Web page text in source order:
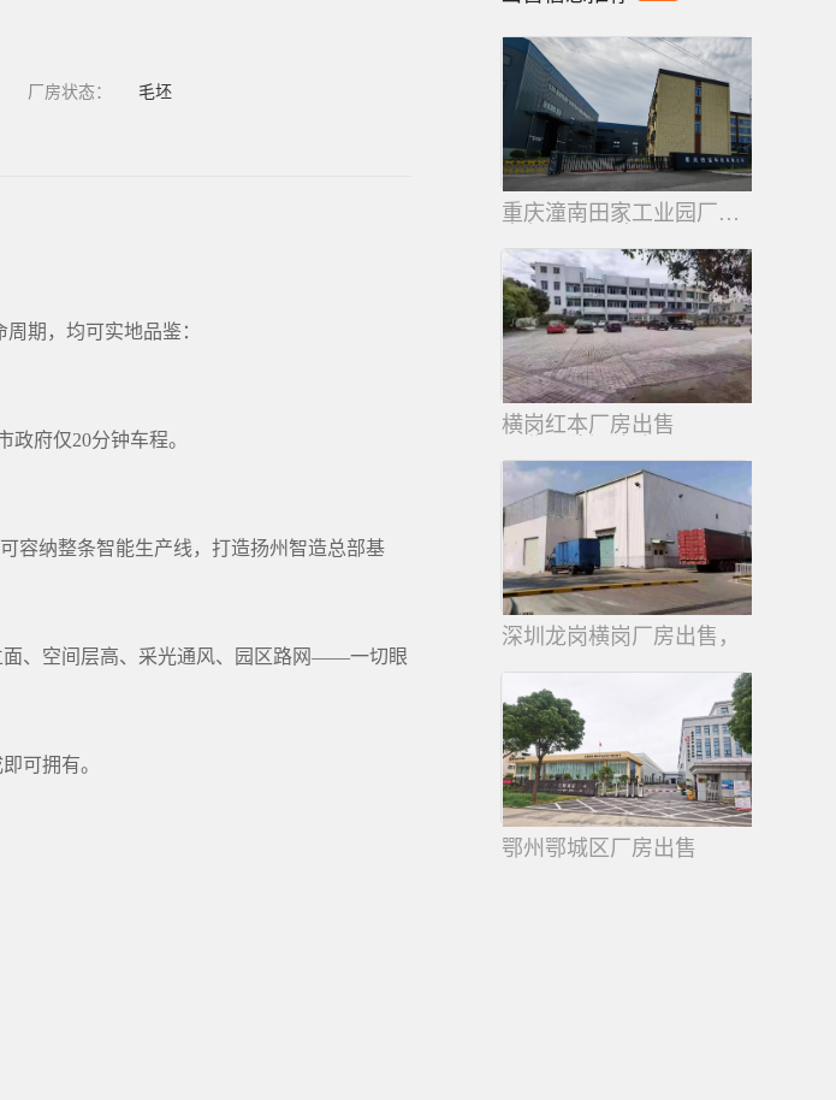
厂房状态： 毛坯
期，均可实地品鉴：
府仅20分钟车程。
容纳整条智能生产线，打造扬州智造总部基
面、空间层高、采光通风、园区路网——一切眼
可拥有。
重庆潼南田家工业园厂房出售
横岗红本厂房出售
深圳龙岗横岗厂房出售，
鄂州鄂城区厂房出售